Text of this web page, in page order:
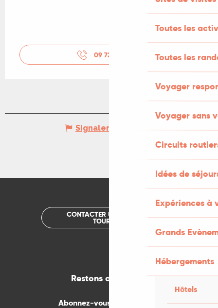
Toutes les
Toutes les
Voyager
Voyager sans
Circuits
Idées de
Expériences à
Grands
Hébergements
Hôtels
09 72 11 93
Signaler une erreur
CONTACTER UN OFFICE DE
TOURISME
Restons connectés
Abonnez-vous gratuitement